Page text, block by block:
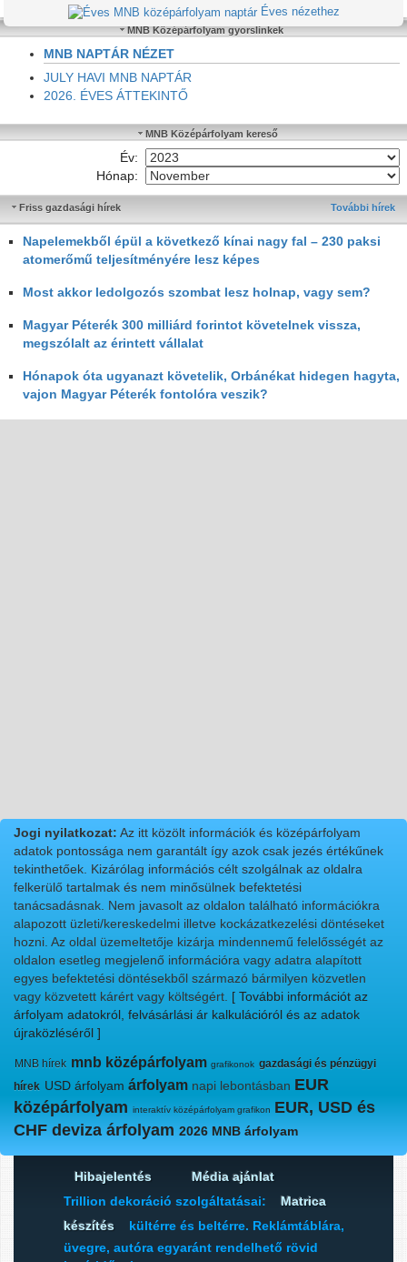
Éves nézethez
MNB Középárfolyam gyorslinkek
MNB NAPTÁR NÉZET
JULY HAVI MNB NAPTÁR
2026. ÉVES ÁTTEKINTŐ
MNB Középárfolyam kereső
Év:
Hónap:
Friss gazdasági hírek További hírek
Napelemekből épül a következő kínai nagy fal – 230 paksi
atomerőmű teljesítményére lesz képes
Most akkor ledolgozós szombat lesz holnap, vagy sem?
Magyar Péterék 300 milliárd forintot követelnek vissza,
megszólalt az érintett vállalat
Hónapok óta ugyanazt követelik, Orbánékat hidegen hagyta,
vajon Magyar Péterék fontolóra veszik?
Jogi nyilatkozat: Az itt közölt információk és középárfolyam
adatok pontossága nem garantált így azok csak jezés értékűnek
tekinthetőek. Kizárólag információs célt szolgálnak az oldalra
felkerülő tartalmak és nem minősülnek befektetési
tanácsadásnak. Nem javasolt az oldalon található információkra
alapozott üzleti/kereskedelmi illetve kockázatkezelési döntéseket
hozni. Az oldal üzemeltetője kizárja mindennemű felelősségét az
oldalon esetleg megjelenő információra vagy adatra alapított
egyes befektetési döntésekből származó bármilyen közvetlen
vagy közvetett kárért vagy költségért. [ További információt az
árfolyam adatokról, felvásárlási ár kalkulációról és az adatok
újraközléséről ]
MNB hírek mnb középárfolyam grafikonok gazdasági és pénzügyi
hírek USD árfolyam árfolyam napi lebontásban EUR
középárfolyam interaktív középárfolyam grafikon EUR, USD és
CHF deviza árfolyam 2026 MNB árfolyam
Hibajelentés
Média ajánlat
Trillion dekoráció szolgáltatásai:
Matrica
készítés
kültérre és beltérre. Reklámtáblára,
üvegre, autóra egyaránt rendelhető rövid